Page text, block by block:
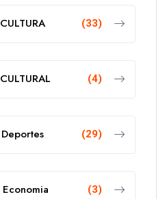
CULTURA (33)
CULTURAL (4)
Deportes (29)
Economia (3)